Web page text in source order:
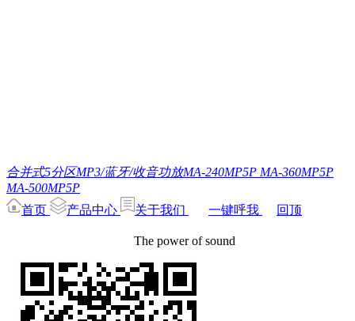
合并式5分区MP3/蓝牙/收音功放MA-240MP5P MA-360MP5P
MA-500MP5P
首页
产品中心 关于我们 一键呼我 回顶
The power of sound